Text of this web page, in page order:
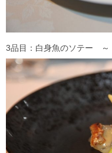
3品目：白身魚のソテー ～